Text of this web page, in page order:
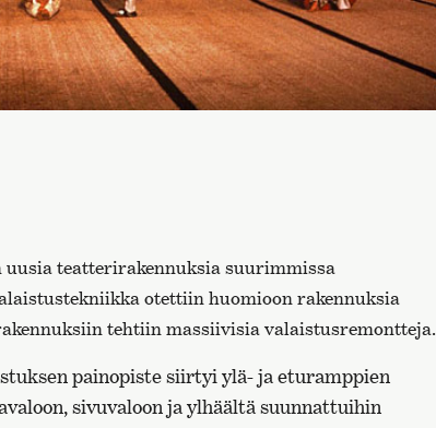
teatterirakennuksia suurimmissa
otettiin huomioon rakennuksia
tehtiin massiivisia valaistusremontteja.
painopiste siirtyi ylä- ja eturamppien
sivuvaloon ja ylhäältä suunnattuihin